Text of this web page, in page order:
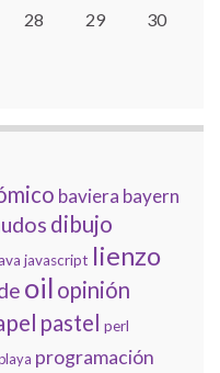
28 29
30
baviera bayern
dibujo
javascript lienzo
oil opinión
pastel perl
programación